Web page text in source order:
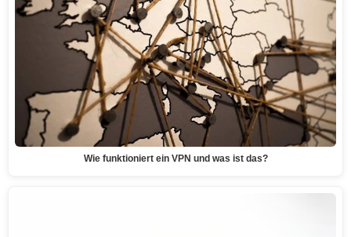
Wie funktioniert ein VPN und was ist das?